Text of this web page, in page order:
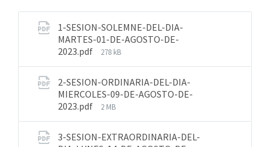
1-SESION-SOLEMNE-DEL-DIA-
MARTES-01-DE-AGOSTO-DE-
2023.pdf
278 kB
2-SESION-ORDINARIA-DEL-DIA-
MIERCOLES-09-DE-AGOSTO-DE-
2023.pdf
2 MB
3-SESION-EXTRAORDINARIA-DEL-